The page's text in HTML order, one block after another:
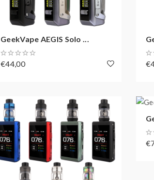
GeekVape AEGIS Solo ...
€44,00